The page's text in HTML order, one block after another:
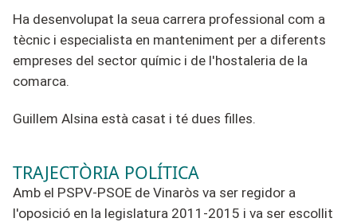
Ha desenvolupat la seua carrera professional com a
tècnic i especialista en manteniment per a diferents
empreses del sector químic i de l'hostaleria de la
comarca.
Guillem Alsina està casat i té dues filles.
TRAJECTÒRIA POLÍTICA
Amb el PSPV-PSOE de Vinaròs va ser regidor a
l'oposició en la legislatura 2011-2015 i va ser escollit